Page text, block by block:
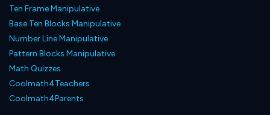
Ten Frame Manipulative
Base Ten Blocks Manipulative
Number Line Manipulative
Pattern Blocks Manipulative
Math Quizzes
Coolmath4Teachers
Coolmath4Parents